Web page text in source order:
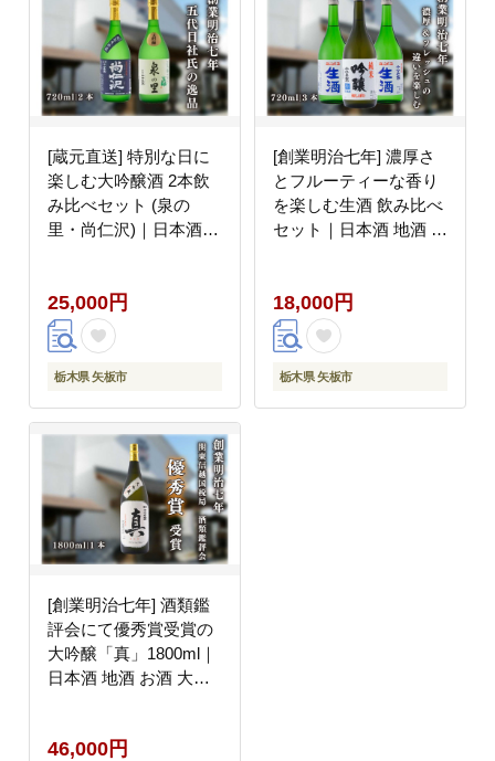
[蔵元直送] 特別な日に
楽しむ大吟醸酒 2本飲
み比べセット (泉の
里・尚仁沢)｜日本酒
25,000円
栃木県 矢板市
[創業明治七年] 濃厚さ
とフルーティーな香り
を楽しむ生酒 飲み比べ
セット｜日本酒 地酒 お
18,000円
栃木県 矢板市
[創業明治七年] 酒類鑑
評会にて優秀賞受賞の
大吟醸「真」1800ml｜
日本酒 地酒 お酒 大吟
46,000円